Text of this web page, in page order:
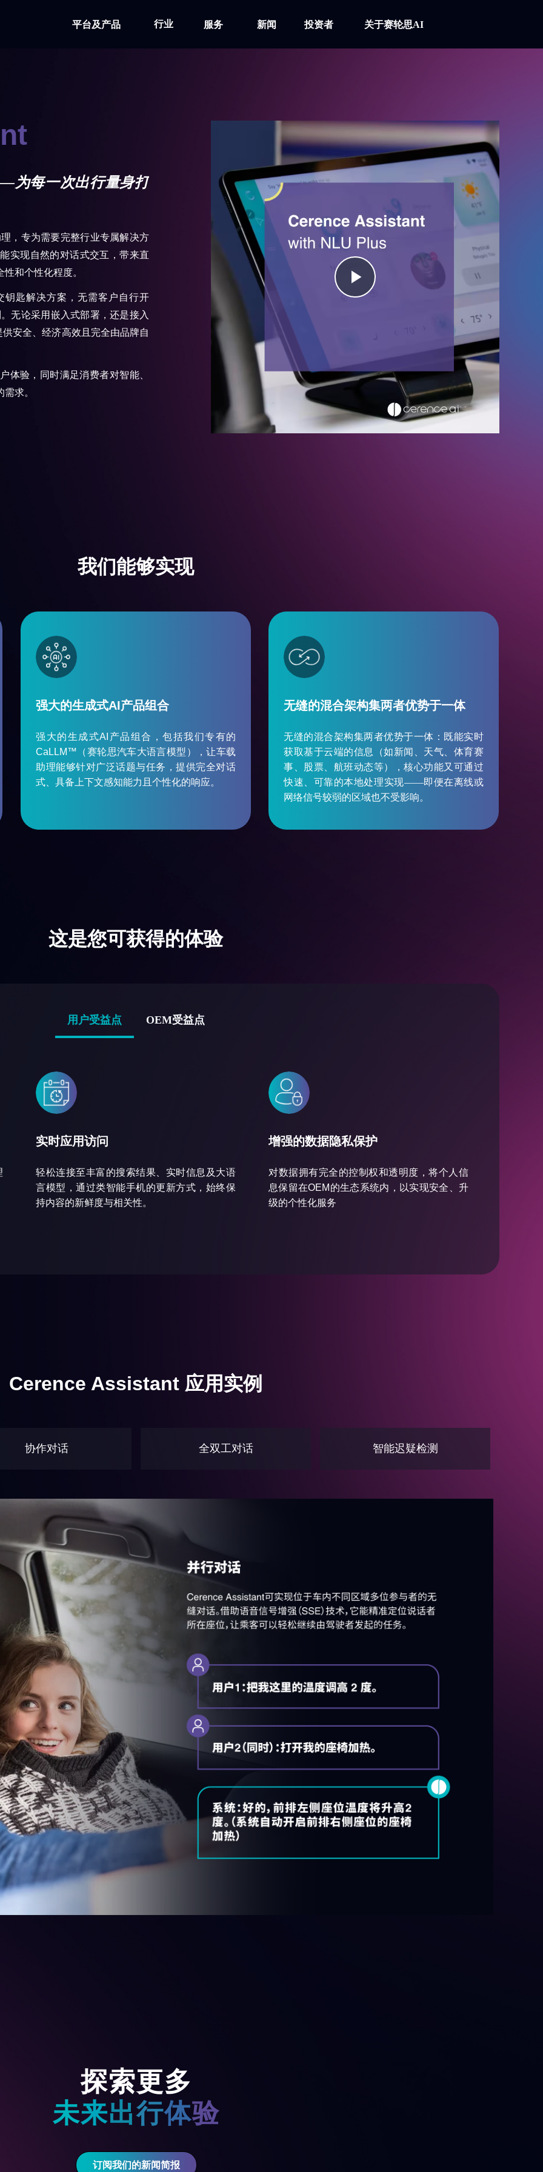
平台及产品 行业 服务 新闻 投资者 关于赛轮思AI
我们能够实现
强大的生成式AI产品组合
强大的生成式AI 产品组合，包括我们专有的
CaLLM™ （赛轮思汽车大语言模型），让车载
助理能够针对广泛话题与任务，提供完全对话
式、具备上下文感知能力且个性化的响应。
无缝的混合架构集两者优势于一体
无缝的混合架构集两者优势于一体：既能实时
获取基于云端的信息（如新闻、天气、体育赛
事、股票、航班动态等），核心功能又可通过
快速、可靠的本地处理实现——即便在离线或
网络信号较弱的区域也不受影响。
nt
为每一次出行量身打
，专为需要完整行业专属解决方
实现自然的对话式交互，带来直
和个性化程度。
钥匙解决方案，无需客户自行开
无论采用嵌入式部署，还是接入
安全、经济高效且完全由品牌自
体验，同时满足消费者对智能、
求。
用户受益点 OEM受益点
实时应用访问
轻松连接至丰富的搜索结果、实时信息及大语
言模型，通过类智能手机的更新方式，始终保
持内容的新鲜度与相关性。
增强的数据隐私保护
对数据拥有完全的控制权和透明度，将个人信
息保留在OEM 的生态系统内，以实现安全、升
级的个性化服务
这是您可获得的体验
Cerence Assistant 应用实例
协作对话 全双工对话 智能迟疑检测
探索更多
未来出行体验
订阅我们的新闻简报
Play